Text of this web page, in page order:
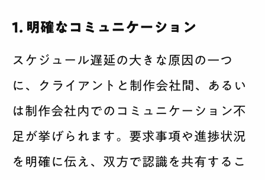
1. 明確なコミュニケーション
スケジュール遅延の大きな原因の一つ
に、クライアントと制作会社間、あるい
は制作会社内でのコミュニケーション不
足が挙げられます。要求事項や進捗状況
を明確に伝え、双方で認識を共有するこ